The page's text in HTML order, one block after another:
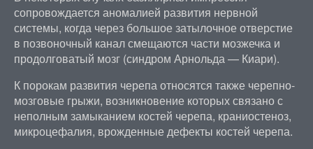
сопровождается аномалией развития нервной
системы, когда через большое затылочное отверстие
в позвоночный канал смещаются части мозжечка и
продолговатый мозг (синдром Арнольда — Киари).
К порокам развития черепа относятся также черепно-
мозговые грыжи, возникновение которых связано с
неполным замыканием костей черепа, краниостеноз,
микроцефалия, врожденные дефекты костей черепа.